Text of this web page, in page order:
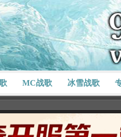
MC战歌 冰雪战歌